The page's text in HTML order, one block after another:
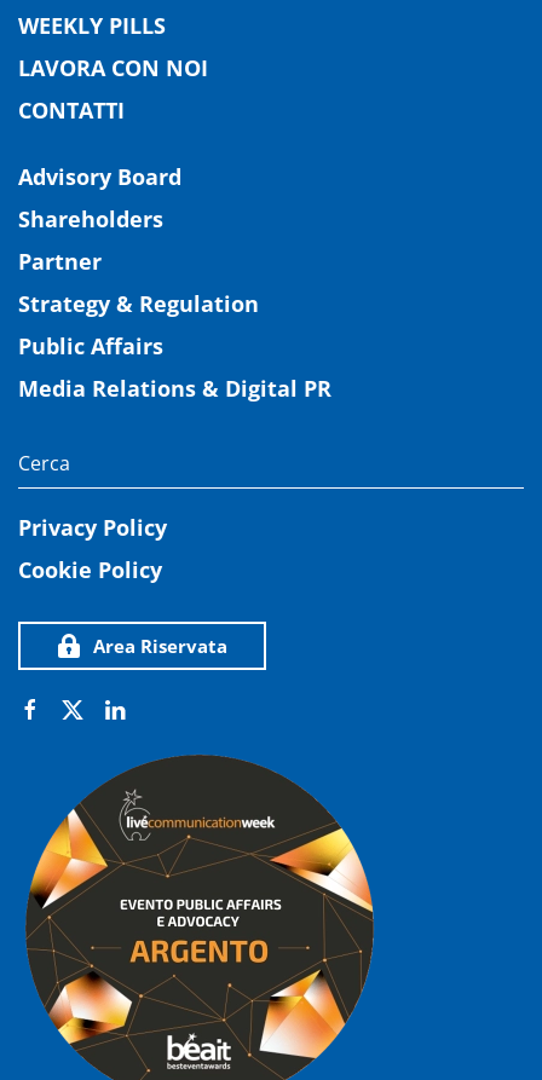
WEEKLY PILLS
LAVORA CON NOI
CONTATTI
Advisory Board
Shareholders
Partner
Strategy & Regulation
Public Affairs
Media Relations & Digital PR
Privacy Policy
Cookie Policy
Area Riservata